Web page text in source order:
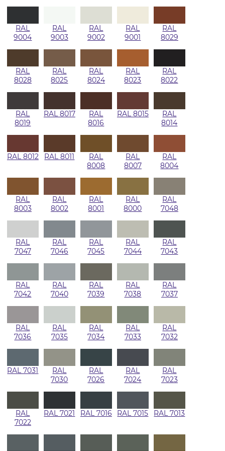
RAL
9004
RAL
9003
RAL
9002
RAL
9001
RAL
8029
RAL
8028
RAL
8025
RAL
8024
RAL
8023
RAL
8022
RAL
8019
RAL 8017
RAL
8016
RAL 8015
RAL
8014
RAL 8012 RAL 8011
RAL
8008
RAL
8007
RAL
8004
RAL
8003
RAL
8002
RAL
8001
RAL
8000
RAL
7048
RAL
7047
RAL
7046
RAL
7045
RAL
7044
RAL
7043
RAL
7042
RAL
7040
RAL
7039
RAL
7038
RAL
7037
RAL
7036
RAL
7035
RAL
7034
RAL
7033
RAL
7032
RAL 7031
RAL
7030
RAL
7026
RAL
7024
RAL
7023
RAL
7022
RAL 7021 RAL 7016 RAL 7015 RAL 7013